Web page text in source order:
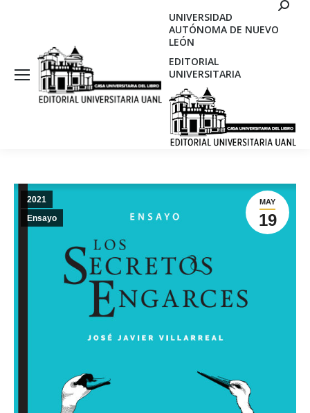
UNIVERSIDAD
AUTÓNOMA DE NUEVO
LEÓN
EDITORIAL
UNIVERSITARIA
MAY
19
2021
Ensayo